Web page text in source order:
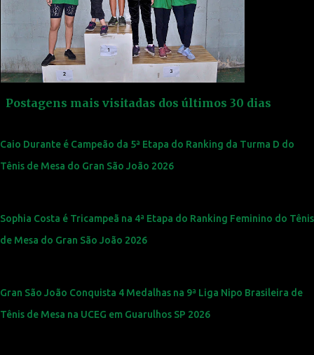
Postagens mais visitadas dos últimos 30 dias
Caio Durante é Campeão da 5ª Etapa do Ranking da Turma D do
Tênis de Mesa do Gran São João 2026
Sophia Costa é Tricampeã na 4ª Etapa do Ranking Feminino do Tênis
de Mesa do Gran São João 2026
Gran São João Conquista 4 Medalhas na 9ª Liga Nipo Brasileira de
Tênis de Mesa na UCEG em Guarulhos SP 2026